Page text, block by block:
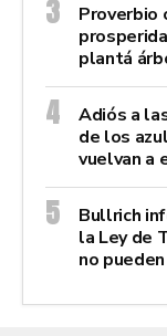
Proverbio
plantá
Adiós a
de los
vuelvan a
Bullrich
la Ley de
no